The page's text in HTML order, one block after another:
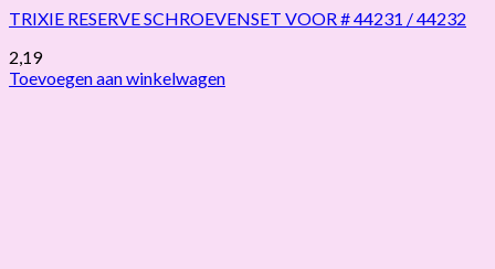
TRIXIE RESERVE SCHROEVENSET VOOR # 44231 / 44232
2,19
Toevoegen aan winkelwagen